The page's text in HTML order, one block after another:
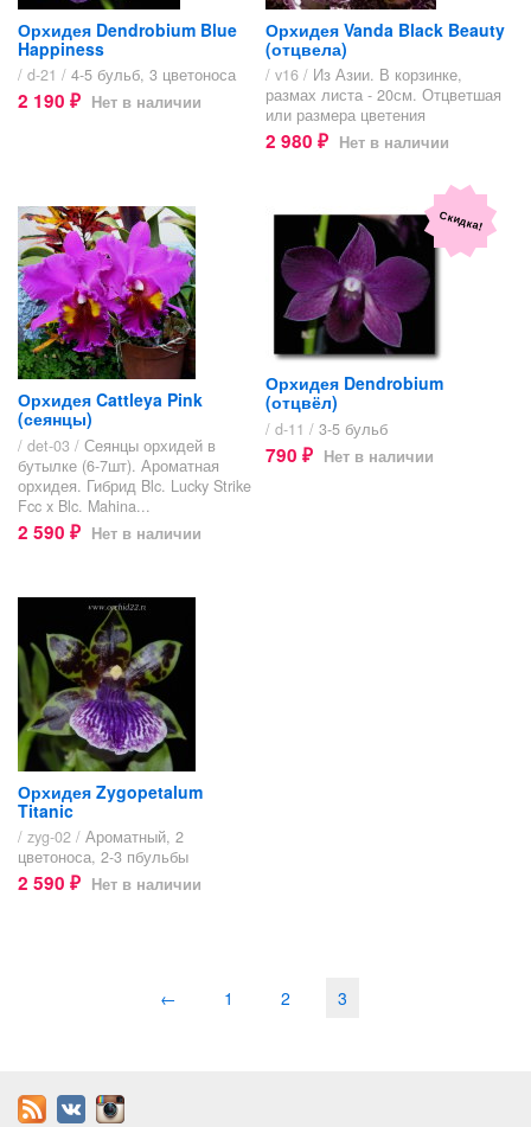
Орхидея Dendrobium Blue
Happiness
/ d-21 / 4-5 бульб, 3 цветоноса
2 190 ₽ Нет в наличии
Орхидея Vanda Black Beauty
(отцвела)
/ v16 / Из Азии. В корзинке,
размах листа - 20см. Отцветшая
или размера цветения
2 980 ₽ Нет в наличии
Орхидея Cattleya Pink
(сеянцы)
/ det-03 / Сеянцы орхидей в
бутылке (6-7шт). Ароматная
орхидея. Гибрид Blc. Lucky Strike
Fcc x Blc. Mahina...
2 590 ₽ Нет в наличии
Скидка!
Орхидея Dendrobium
(отцвёл)
/ d-11 / 3-5 бульб
790 ₽ Нет в наличии
Орхидея Zygopetalum
Titanic
/ zyg-02 / Ароматный, 2
цветоноса, 2-3 пбульбы
2 590 ₽ Нет в наличии
← 1 2 3